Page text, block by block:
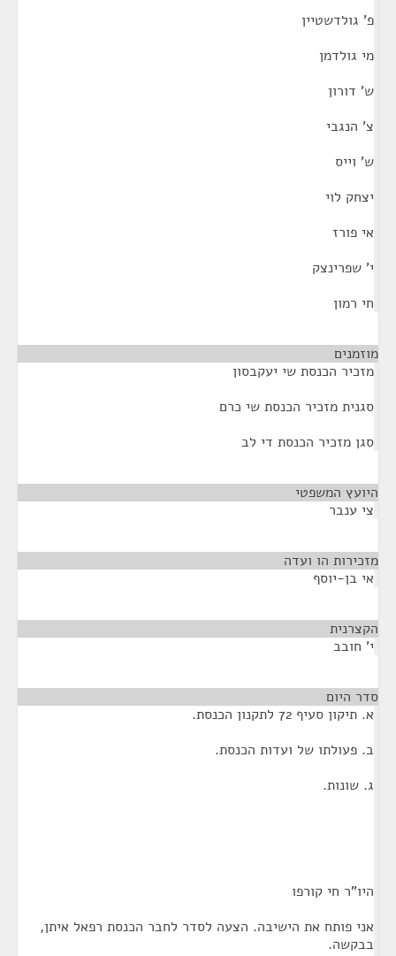
פ' גולדשטיין
מי גולדמן
ש' דורון
צ' הנגבי
ש' וייס
יצחק לוי
אי פורז
י' שפרינצק
חי רמון
מוזמנים
מזכיר הכנסת שי יעקבסון
סגנית מזכיר הכנסת שי כרם
סגן מזכיר הכנסת די לב
היועץ המשפטי
צי ענבר
מזכירות הו ועדה
אי בן-יוסף
הקצרנית
י' חובב
סדר היום
א. תיקון סעיף 72 לתקנון הכנסת.
ב. פעולתו של ועדות הכנסת.
ג. שונות.
היו"ר חי קורפו
אני פותח את הישיבה. הצעה לסדר לחבר הכנסת רפאל איתן,
בבקשה.